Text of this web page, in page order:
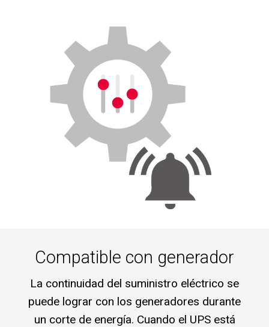
Compatible con generador
La continuidad del suministro eléctrico se
puede lograr con los generadores durante
un corte de energía. Cuando el UPS está